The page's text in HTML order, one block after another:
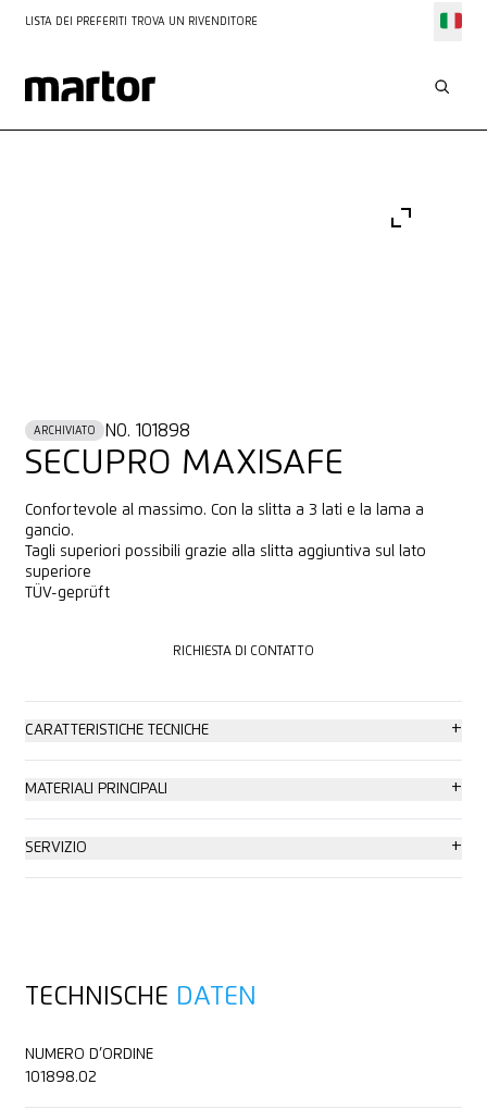
LISTA DEI PREFERITI TROVA UN RIVENDITORE
ARCHIVIATO NO. 101898
SECUPRO MAXISAFE
Confortevole al massimo. Con la slitta a 3 lati e la lama a
gancio.
Tagli superiori possibili grazie alla slitta aggiuntiva sul lato
superiore
TÜV-geprüft
RICHIESTA DI CONTATTO
CARATTERISTICHE TECNICHE +
Sicurezza molto alta
Cambio lama senza utensile
MATERIALI PRINCIPALI +
Cartone: fino a 2 strati
Pellicola avvolgibile, estensibile, termoretraibile
SERVIZIO +
Consulenza
TECHNISCHE DATEN
NUMERO D’ORDINE
101898.02